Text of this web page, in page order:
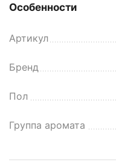
Особенности
Артикул
Бренд
Пол
Группа аромата